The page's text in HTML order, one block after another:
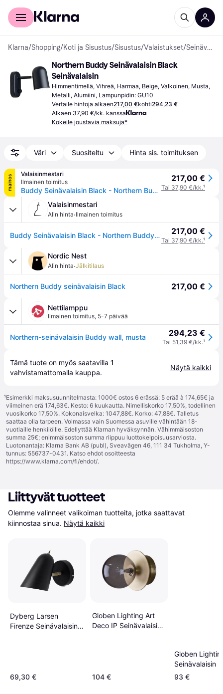
Kuluttajille
Klarna/Shopping/Koti ja Sisustus/Sisustus/Valaistukset/ Seinävalaisimet
Northern Buddy Seinävalaisin Black
Seinävalaisin
Himmentimellä, Vihreä, Harmaa, Beige, Valkoinen, Musta,
Metalli, Alumiini, Lampunpidin: GU10
Vertaile hintoja alkaen217,00 €kohti294,23 €
Alkaen 37,90 €/kk. kanssa
Kokeile joustavia maksuja*
Väri Suositeltu Hinta sis. toimituksen
mainos
Valaisinmestari
Ilmainen toimitus
Buddy Seinävalaisin Black - Northern Buddy wall - Olohuone - Skandinaavinen - Metalli - Yksilamppuinen
217,00 €
Tai 37,90 €/kk.¹
Valaisinmestari
Alin hinta·Ilmainen toimitus
Buddy Seinävalaisin Black - Northern Buddy wall - Olohuone - Skandinaavinen - Metalli - Yksilamppuinen 217,00 €
Tai 37,90 €/kk.¹
Nordic Nest
Alin hinta·Jälkitilaus
Northern Buddy seinävalaisin Black 217,00 €
Nettilamppu
Ilmainen toimitus, 5-7 päivää
Northern-seinävalaisin Buddy wall, musta 294,23 €
Tai 51,39 €/kk.¹
Tämä tuote on myös saatavilla 1
vahvistamattomalla kauppa.
Näytä kaikki
¹Esimerkki maksusuunnitelmasta: 1000€ ostos 6 erässä: 5 erää à 174,65€ ja
viimeinen erä 174,63€. Kesto: 6 kuukautta. Nimelliskorko 17,50%, todellinen
vuosikorko 17,50%. Kokonaisvelka: 1047,88€. Korko: 47,88€. Talletus
saattaa olla tarpeen. Voimassa vain Suomessa asuville vähintään 18-
vuotiaille henkilöille. Edellyttää Klarnan hyväksynnän. Vähimmäisoston
summa 25€; enimmäisoston summa riippuu luottokelpoisuusarviosta.
Luotonantaja: Klarna Bank AB (publ), Sveavägen 46, 111 34 Tukholma, Y-
tunnus: 556737-0431. Katso ehdot osoitteesta
https://www.klarna.com/fi/ehdot/.
Liittyvät tuotteet
Olemme valinneet valikoiman tuotteita, jotka saattavat
kiinnostaa sinua. Näytä kaikki
Dyberg Larsen
Firenze Seinävalaisin
69,30 €
Globen Lighting Art
Deco IP Seinävalaisin
104 €
Globen
Seinävalaisin
93 €